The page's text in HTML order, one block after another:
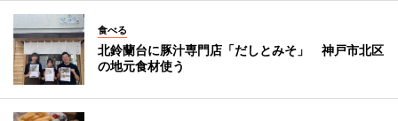
食べる
北鈴蘭台に豚汁専門店「だしとみそ」 神戸市北区
の地元食材使う